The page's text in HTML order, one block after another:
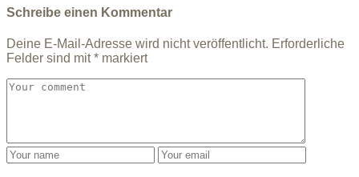
Schreibe einen Kommentar
Deine E-Mail-Adresse wird nicht veröffentlicht. Erforderliche
Felder sind mit* markiert